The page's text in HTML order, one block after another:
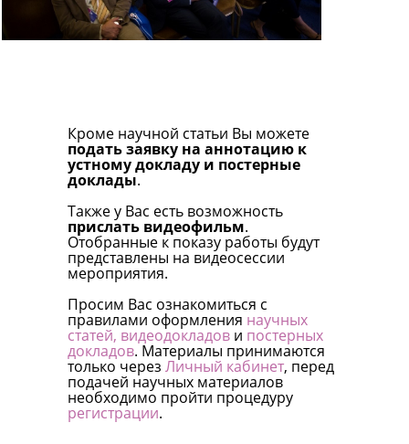
Кроме научной статьи Вы можете
подать заявку на аннотацию к
устному докладу и постерные
доклады.
Также у Вас есть возможность
прислать видеофильм.
Отобранные к показу работы будут
представлены на видеосессии
мероприятия.
Просим Вас ознакомиться с
правилами оформления научных
статей, видеодокладов и постерных
докладов. Материалы принимаются
только через Личный кабинет, перед
подачей научных материалов
необходимо пройти процедуру
регистрации.